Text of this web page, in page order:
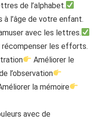
de l’alphabet.
l’âge de votre enfant.
avec les lettres.
récompenser les efforts.
Améliorer le
l’observation
la mémoire
avec de